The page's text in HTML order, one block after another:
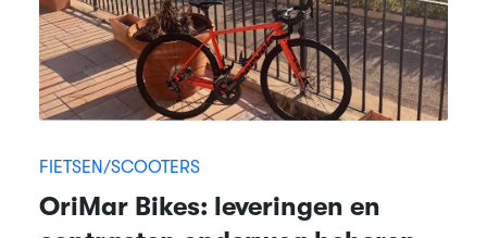
FIETSEN/SCOOTERS
OriMar Bikes: leveringen en